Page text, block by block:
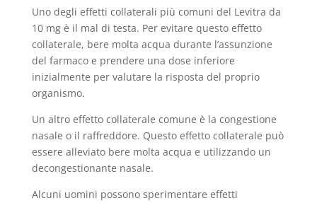
Uno degli effetti collaterali più comuni del Levitra da
10 mg è il mal di testa. Per evitare questo effetto
collaterale, bere molta acqua durante l’assunzione
del farmaco e prendere una dose inferiore
inizialmente per valutare la risposta del proprio
organismo.
Un altro effetto collaterale comune è la congestione
nasale o il raffreddore. Questo effetto collaterale può
essere alleviato bere molta acqua e utilizzando un
decongestionante nasale.
Alcuni uomini possono sperimentare effetti